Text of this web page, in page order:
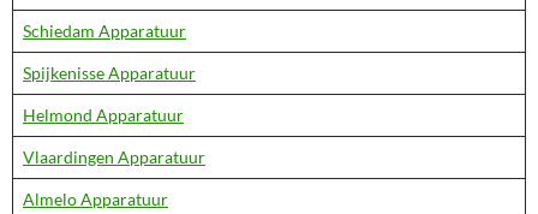
Schiedam Apparatuur
Spijkenisse Apparatuur
Helmond Apparatuur
Vlaardingen Apparatuur
Almelo Apparatuur